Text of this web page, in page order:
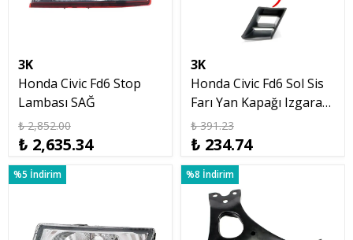
3K
Honda Civic Fd6 Stop
Lambası SAĞ
₺ 2,852.00
₺ 2,635.34
3K
Honda Civic Fd6 Sol Sis
Farı Yan Kapağı Izgara
2007 2009 Makyajsız
Kasa
₺ 391.23
₺ 234.74
%5 İndirim %8 İndirim